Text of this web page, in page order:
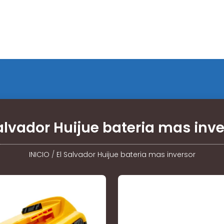
Huijue bateria mas
INICIO / El Salvador Huijue bateria mas inversor